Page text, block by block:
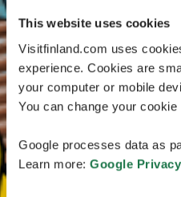
This website uses cookies
Visitfinland.com uses
experience. Cookies are
your computer or mobile
You can change your
Google processes data as
Learn more: Google